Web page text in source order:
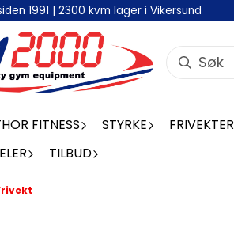
1991 | 2300 kvm lager i Vikersund
FITNESS STYRKE FRIVEKTER
TILBUD